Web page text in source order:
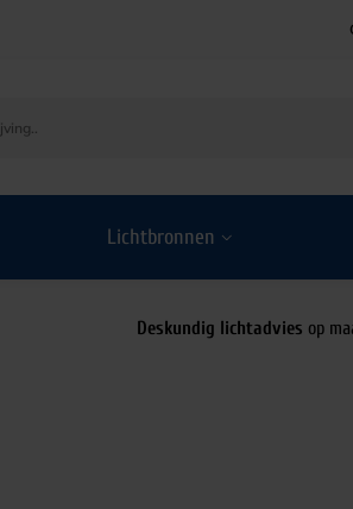
Lichtbronnen
Deskundig lichtadvies op